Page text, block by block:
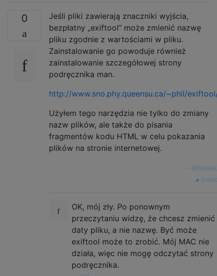
0
Jeśli pliki zawierają znaczniki wyjścia,
bezpłatny „exiftool” może zmienić nazwę
pliku zgodnie z wartościami w pliku.
Zainstalowanie go powoduje również
zainstalowanie szczegółowej strony
podręcznika man.
http://www.sno.phy.queensu.ca/~phil/
Użyłem tego narzędzia nie tylko do zmiany
nazw plików, ale także do pisania
fragmentów kodu HTML w celu pokazania
plików na stronie internetowej.
OK, mój zły. Po ponownym
przeczytaniu widzę, że chcesz zmienić
daty pliku, a nie nazwę. Być może
exiftool może to zrobić. Mój MAC nie
działa, więc nie mogę odczytać strony
podręcznika.